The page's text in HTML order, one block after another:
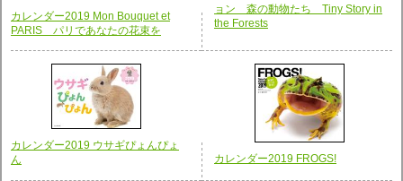
カレンダー2019 Mon Bouquet et
PARIS パリであなたの花束を
ョン 森の動物たち Tiny Story in
the Forests
カレンダー2019 ウサギぴょんぴょ
ん
カレンダー2019 FROGS!